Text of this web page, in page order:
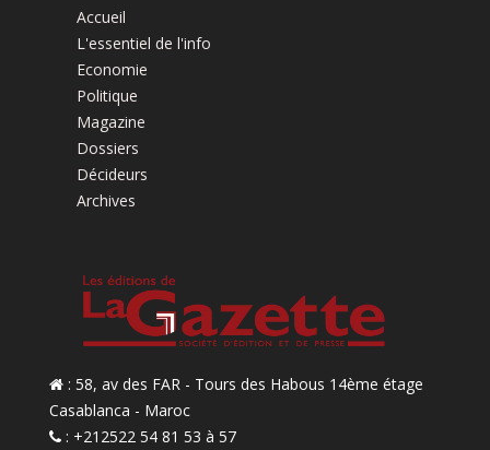
Accueil
L'essentiel de l'info
Economie
Politique
Magazine
Dossiers
Décideurs
Archives
: 58, av des FAR - Tours des Habous 14ème étage
Casablanca - Maroc
: +212522 54 81 53 à 57